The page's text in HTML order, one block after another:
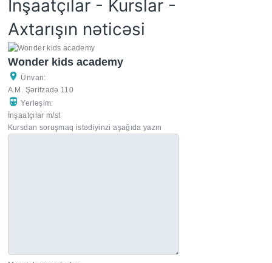
İnşaatçılar - Kurslar -
Axtarışın nəticəsi
Wonder kids academy
Ünvan:
A.M. Şərifzadə 110
Yerləşim:
İnşaatçılar m/st
Kursdan soruşmaq istədiyinzi aşağıda yazın